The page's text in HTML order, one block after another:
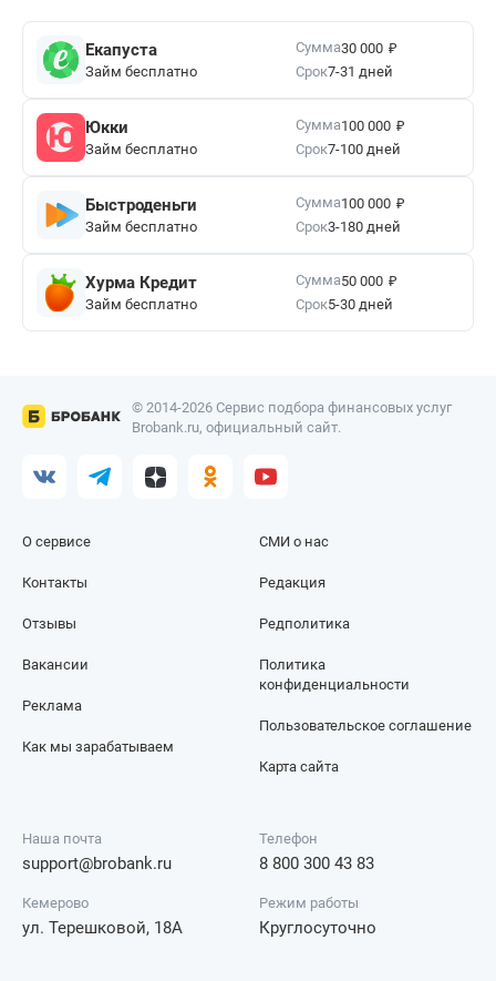
Екапуста
Займ бесплатно
Сумма30 000 ₽
Срок7-31 дней
Юкки
Займ бесплатно
Сумма100 000 ₽
Срок7-100 дней
Быстроденьги
Займ бесплатно
Сумма100 000 ₽
Срок3-180 дней
Хурма Кредит
Займ бесплатно
Сумма50 000 ₽
Срок5-30 дней
© 2014-2026 Сервис подбора финансовых услуг
Brobank.ru, официальный сайт.
О сервисе
Контакты
Отзывы
СМИ о нас
Редакция
Редполитика
Вакансии
Реклама
Как мы зарабатываем
Политика
конфиденциальности
Пользовательское соглашение
Карта сайта
Наша почта
support@brobank.ru
Телефон
8 800 300 43 83
Кемерово
ул. Терешковой, 18А
Режим работы
Круглосуточно